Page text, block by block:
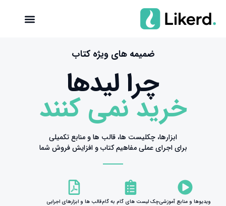
ضمیمه های ویژه کتاب
چرا لیدها
خريد نمى كنند
ابزارها، چکليست ها، قالب ها و منابع تكميلى
برای اجراى عملی مفاهيم کتاب و افزايش فروش شما
ویدیوها و منابع آموزشیچک لیست هاى گام به گامقالب ها و ابزارهای اجرایى